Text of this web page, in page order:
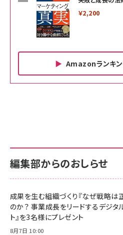
￥2,200
Amazonランキン
￥880
anan(アンアン
スペシャルエディ
￥1,100
anan(アンアン
サポート正規品 メ
NIMASO ガラスフ
すい ガイド枠付き
2枚セット
￥1,599
サポート正規品 メ
Amazon eギフト
￥5,000
Anker PowerLine
編集部からのおしらせ
成果を生む組織づくり『なぜ戦略
のか？ 事業成長をリードするデジタ
ト』を3名様にプレゼント
8月7日 10:00